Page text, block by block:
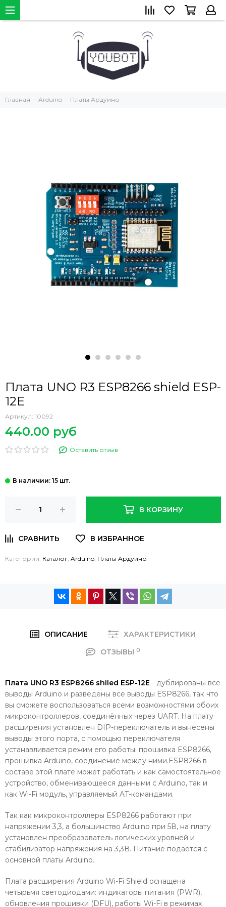
Главная Arduino Платы Ардуино
Плата UNO R3 ESP8266 shield ESP-
12E
Артикул: 10092
440.00 руб
Оставить отзыв
: 15 шт.
В КОРЗИНУ
Категории: Каталог, Arduino, Платы Ардуино
ОПИСАНИЕ
ХАРАКТЕРИСТИКИ
ОТЗЫВЫ 0
Плата UNO R3 ESP8266 shiled ESP-12E - дублированы все
выводы Arduino и разведены все выводы ESP8266, так что
вы сможете воспользоваться всеми возможностями обоих
микроконтроллеров, соединённых через UART. На плату
расширения установлен DIP-переключатель и вынесены
выводы этого порта, с помощью переключателя
устанавливается режим его работы: прошивка ESP8266,
прошивка Arduino, соединение между ними.ESP8266 в
составе этой плате может работать и как самостоятельное
устройство, обменивающееся данными с Arduino, так и
как Wi-Fi модуль, управляемый AT-командами.
Так как микроконтроллеры ESP8266 работают при
напряжении 3,3, а большинство Arduino при 5В, на плату
установлен преобразователь логических уровней и
стабилизатор напряжения на 3,3В. Питание подаётся с
основной платы Arduino.
Плата расширения Arduino Wi-Fi Shield оснащена
четырьмя светодиодами: индикаторы питания (PWR),
обновления прошивки (DFU), работы Wi-Fi в режимах